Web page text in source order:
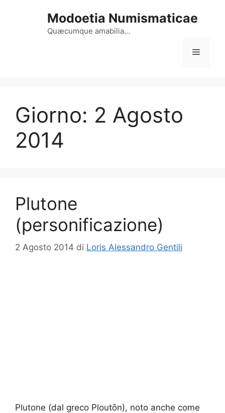
Modoetia Numismaticae
Quæcumque amabilia…
Menu
Giorno: 2 Agosto
2014
Plutone
(personificazione)
2 Agosto 2014 di Loris Alessandro Gentili
Plutone (dal greco Ploutōn), noto anche come